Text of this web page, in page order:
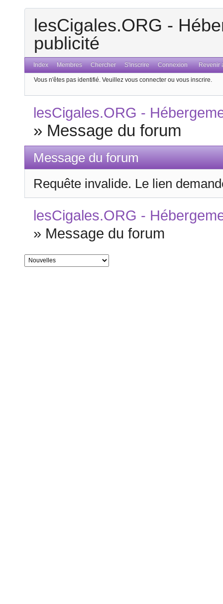
lesCigales.ORG -
publicité
Index Membres Chercher S'inscrire Connexion Revenir
Vous n'êtes pas identifié. Veuillez vous connecter ou vous inscrire.
lesCigales.ORG -
» Message du forum
Message du forum
Requête invalide. Le lien
lesCigales.ORG -
» Message du forum